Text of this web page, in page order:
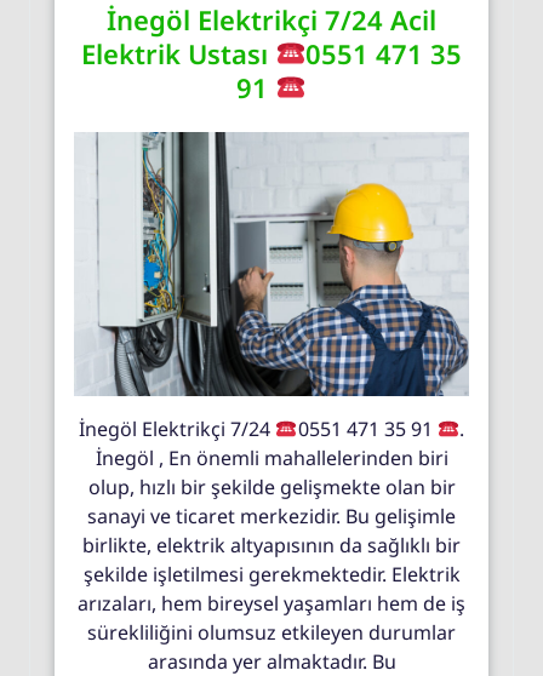
İnegöl Elektrikçi 7/24 Acil
Elektrik Ustası
0551 471 35
91
İnegöl Elektrikçi 7/24 0551 471 35 91
.
İnegöl , En önemli mahallelerinden biri
olup, hızlı bir şekilde gelişmekte olan bir
sanayi ve ticaret merkezidir. Bu gelişimle
birlikte, elektrik altyapısının da sağlıklı bir
şekilde işletilmesi gerekmektedir. Elektrik
arızaları, hem bireysel yaşamları hem de iş
sürekliliğini olumsuz etkileyen durumlar
arasında yer almaktadır. Bu